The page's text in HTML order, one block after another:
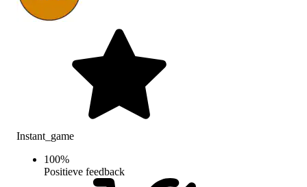
Instant_game
100%
Positieve feedback